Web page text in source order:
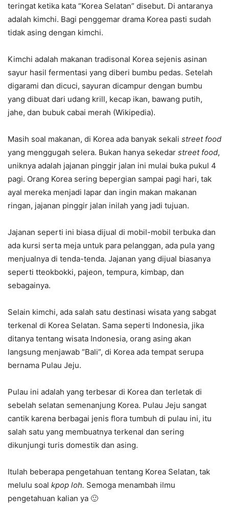
teringat ketika kata “Korea Selatan” disebut. Di antaranya
adalah kimchi. Bagi penggemar drama Korea pasti sudah
tidak asing dengan kimchi.
Kimchi adalah makanan tradisonal Korea sejenis asinan
sayur hasil fermentasi yang diberi bumbu pedas. Setelah
digarami dan dicuci, sayuran dicampur dengan bumbu
yang dibuat dari udang krill, kecap ikan, bawang putih,
jahe, dan bubuk cabai merah (Wikipedia).
Masih soal makanan, di Korea ada banyak sekali street food
yang menggugah selera. Bukan hanya sekedar street food,
uniknya adalah jajanan pinggir jalan ini mulai buka pukul 4
pagi. Orang Korea sering bepergian sampai pagi hari, tak
ayal mereka menjadi lapar dan ingin makan makanan
ringan, jajanan pinggir jalan inilah yang jadi tujuan.
Jajanan seperti ini biasa dijual di mobil-mobil terbuka dan
ada kursi serta meja untuk para pelanggan, ada pula yang
menjualnya di tenda-tenda. Jajanan yang dijual biasanya
seperti tteokbokki, pajeon, tempura, kimbap, dan
sebagainya.
Selain kimchi, ada salah satu destinasi wisata yang sabgat
terkenal di Korea Selatan. Sama seperti Indonesia, jika
ditanya tentang wisata Indonesia, orang asing akan
langsung menjawab “Bali”, di Korea ada tempat serupa
bernama Pulau Jeju.
Pulau ini adalah yang terbesar di Korea dan terletak di
sebelah selatan semenanjung Korea. Pulau Jeju sangat
cantik karena berbagai jenis flora tumbuh di pulau ini, itu
salah satu yang membuatnya terkenal dan sering
dikunjungi turis domestik dan asing.
Itulah beberapa pengetahuan tentang Korea Selatan, tak
melulu soal kpop loh. Semoga menambah ilmu
pengetahuan kalian ya 🙂